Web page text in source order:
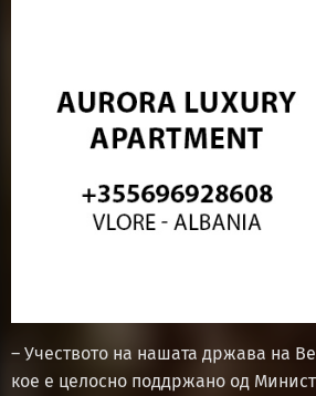
– Учеството на нашата држава на
кое е целосно поддржано од